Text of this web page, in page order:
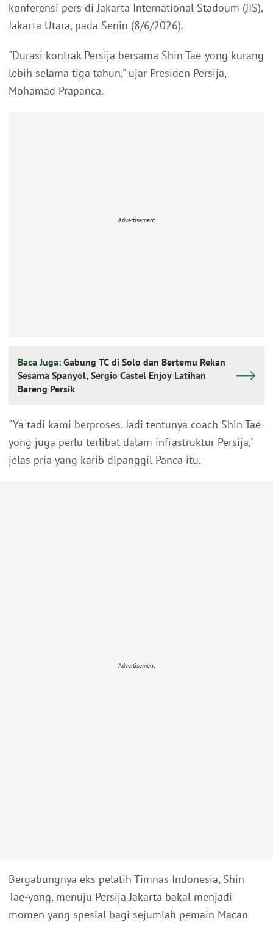
konferensi pers di Jakarta International Stadoum (JIS),
Jakarta Utara, pada Senin (8/6/2026).
"Durasi kontrak Persija bersama Shin Tae-yong kurang
lebih selama tiga tahun," ujar Presiden Persija,
Mohamad Prapanca.
Advertisement
Baca Juga: Gabung TC di Solo dan Bertemu Rekan
Sesama Spanyol, Sergio Castel Enjoy Latihan
Bareng Persik
"Ya tadi kami berproses. Jadi tentunya coach Shin Tae-
yong juga perlu terlibat dalam infrastruktur Persija,"
jelas pria yang karib dipanggil Panca itu.
Advertisement
Bergabungnya eks pelatih Timnas Indonesia, Shin
Tae-yong, menuju Persija Jakarta bakal menjadi
momen yang spesial bagi sejumlah pemain Macan